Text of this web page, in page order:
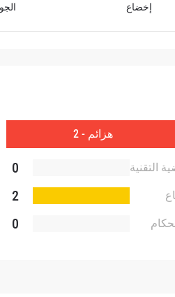
إخضاع
هزائم - 2
التقنية
0
2
0
شاهد